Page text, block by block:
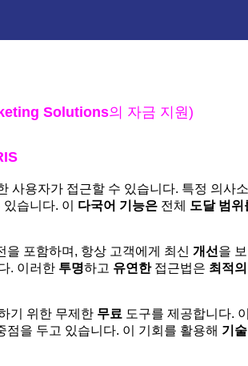
Solutions의 자금 지원)
사용자가 접근할 수 있습니다. 특정 의사
습니다. 이 다국어 기능은 전체 도달 범위
을 포함하며, 항상 고객에게 최신 개선 을
. 이러한 투명하고 유연한접근법은 최적
기 위한 무제한 무료 도구를 제공합니다.
을 두고 있습니다. 이 기회를 활용해 기